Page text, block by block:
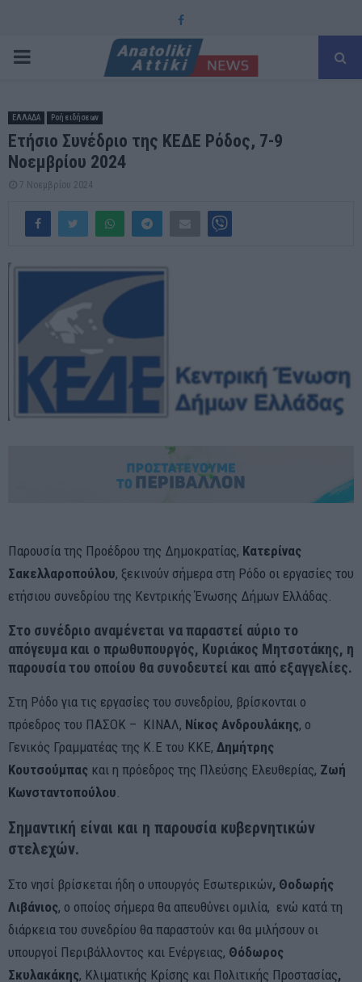
Facebook
PRIMARY
ΕΛΛΑΔΑ Ροή ειδήσεων
Ετήσιο Συνέδριο της ΚΕΔΕ Ρόδος, 7-9
Νοεμβρίου 2024
7 Νοεμβρίου 2024
Παρουσία της Προέδρου της Δημοκρατίας, Κατερίνας
Σακελλαροπούλου, ξεκινούν σήμερα στη Ρόδο οι εργασίες του
ετήσιου συνεδρίου της Κεντρικής Ένωσης Δήμων Ελλάδας.
Στο συνέδριο αναμένεται να παραστεί αύριο το
απόγευμα και ο πρωθυπουργός, Κυριάκος Μητσοτάκης, η
παρουσία του οποίου θα συνοδευτεί και από εξαγγελίες.
Στη Ρόδο για τις εργασίες του συνεδρίου, βρίσκονται ο
πρόεδρος του ΠΑΣΟΚ – ΚΙΝΑΛ, Νίκος Ανδρουλάκης, ο
Γενικός Γραμματέας της Κ.Ε του ΚΚΕ, Δημήτρης
Κουτσούμπας και η πρόεδρος της Πλεύσης Ελευθερίας, Ζωή
Κωνσταντοπούλου
Σημαντική είναι και η παρουσία κυβερνητικών
στελεχών.
Στο νησί βρίσκεται ήδη ο υπουργός Εσωτερικών, Θοδωρής
Λιβάνιος, ο οποίος σήμερα θα απευθύνει ομιλία, ενώ κατά τη
διάρκεια του συνεδρίου θα παραστούν και θα μιλήσουν οι
υπουργοί Περιβάλλοντος και Ενέργειας, Θόδωρος
Σκυλακάκης, Κλιματικής Κρίσης και Πολιτικής Προστασίας,